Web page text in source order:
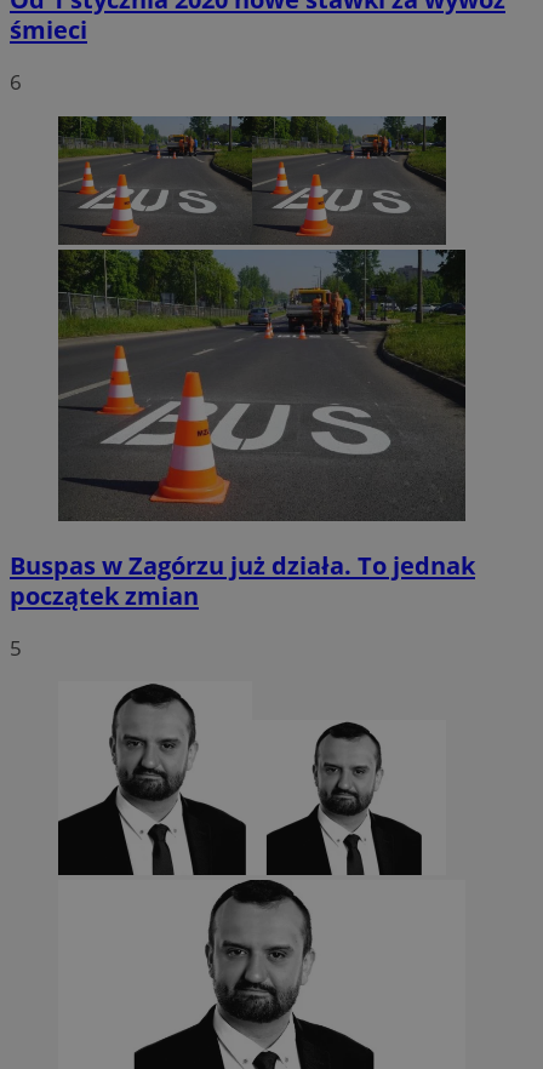
śmieci
6
Buspas w Zagórzu już działa. To jednak
początek zmian
5